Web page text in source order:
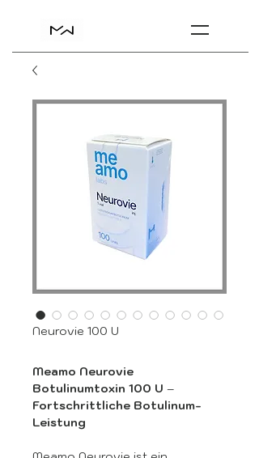
Neurovie 100 U
Meamo Neurovie
Botulinumtoxin 100 U –
Fortschrittliche Botulinum-
Leistung